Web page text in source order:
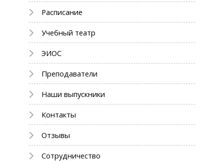
Расписание
Учебный театр
ЭИОС
Преподаватели
Наши выпускники
Контакты
Отзывы
Сотрудничество